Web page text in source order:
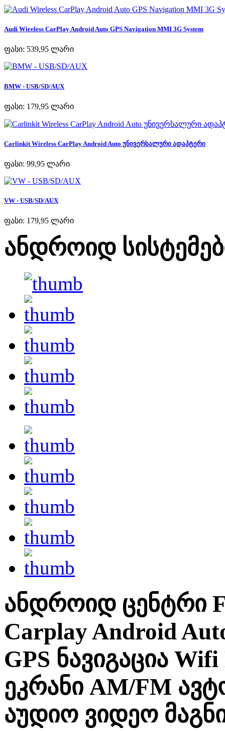
Audi Wireless CarPlay Android Auto GPS Navigation MMI 3G System
ფასი: 539,95 ლარი
BMW - USB/SD/AUX
ფასი: 179,95 ლარი
Carlinkit Wireless CarPlay Android Auto უნივერსალური ადაპტერი
ფასი: 99,95 ლარი
VW - USB/SD/AUX
ფასი: 179,95 ლარი
ანდროიდ
ანდროიდ ცენტრი
Carplay Android
GPS ნავიგაცია
ეკრანი AM/FM
აუდიო ვიდეო